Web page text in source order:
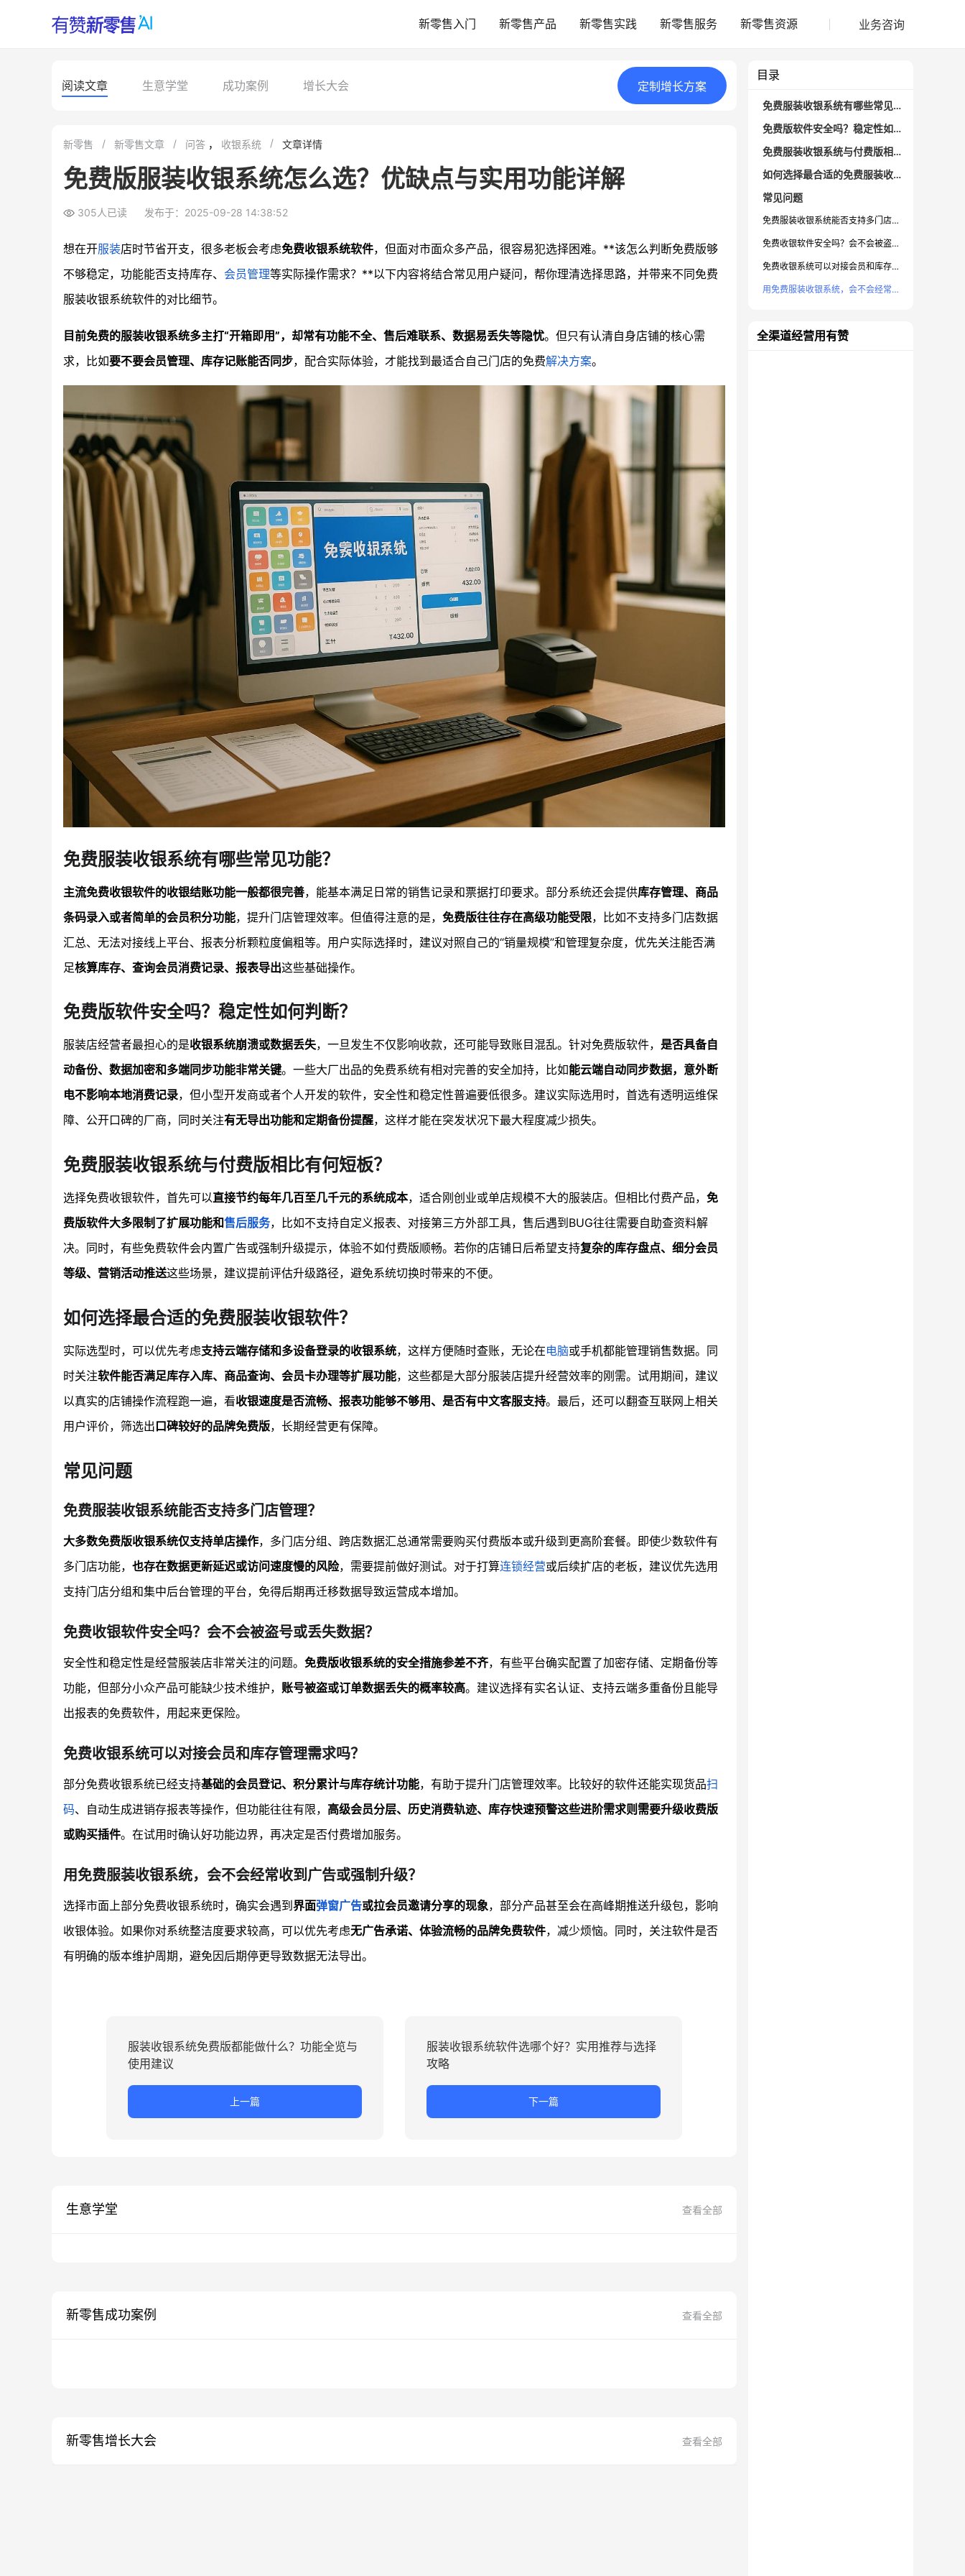
新零售入门 新零售产品 新零售实践 新零售服务 新零售资源 业务咨询
阅读文章 生意学堂 成功案例 增长大会 定制 增长方案
新零售 新零售文章 问答 ， 收银系统 文章详情
免费版服装收银系统怎么选？优缺点与实用功能详解
305人已读 发布于：2025-09-28 14:38:52
想在开服装店时节省开支，很多老板会考虑免费收银系统软件，但面对市面众多产品，很容易犯选择困难。**该怎么判断免费版够
不够稳定，功能能否支持库存、 会员管理等实际操作需求？**以下内容将结合常见用户疑问，帮你理清选择思路，并带来不同免费
服装收银系统软件的对比细节。
目前免费的服装收银系统多主打“开箱即用”，却常有功能不全、售后难联系、数据易丢失等隐忧。但只有认清自身店铺的核心需
求，比如要不要会员管理、库存记账能否同步，配合实际体验，才能找到最适合自己门店的免费解决方案。
免费服装收银系统有哪些常见功能？
主流免费收银软件的收银结账功能一般都很完善，能基本满足日常的销售记录和票据打印要求。部分系统还会提供库存管理、商品
条码录入或者简单的会员积分功能，提升门店管理效率。但值得注意的是， 免费版往往存在高级功能受限，比如不支持多门店数据
汇总、无法对接线上平台、报表分析颗粒度偏粗等。用户实际选择时，建议对照自己的“销量规模”和管理复杂度，优先关注能否满
足核算库存、查询会员消费记录、报表导出这些基础操作。
免费版软件安全吗？稳定性如何判断？
服装店经营者最担心的是收银系统崩溃或数据丢失，一旦发生不仅影响收款，还可能导致账目混乱。针对免费版软件， 是否具备自
动备份、数据加密和多端同步功能非常关键。一些大厂出品的免费系统有相对完善的安全加持，比如能云端自动同步数据，意外断
电不影响本地消费记录，但小型开发商或者个人开发的软件，安全性和稳定性普遍要低很多。建议实际选用时，首选有透明运维保
障、公开口碑的厂商，同时关注有无导出功能和定期备份提醒，这样才能在突发状况下最大程度减少损失。
免费服装收银系统与付费版相比有何短板？
选择免费收银软件，首先可以直接节约每年几百至几千元的系统成本，适合刚创业或单店规模不大的服装店。但相比付费产品， 免
费版软件大多限制了扩展功能和售后服务，比如不支持自定义报表、对接第三方外部工具，售后遇到BUG往往需要自助查资料解
决。同时，有些免费软件会内置广告或强制升级提示，体验不如付费版顺畅。若你的店铺日后希望支持复杂的库存盘点、细分会员
等级、营销活动推送这些场景，建议提前评估升级路径，避免系统切换时带来的不便。
如何选择最合适的免费服装收银软件？
实际选型时，可以优先考虑支持云端存储和多设备登录的收银系统，这样方便随时查账，无论在电脑或手机都能管理销售数据。同
时关注软件能否满足库存入库、商品查询、会员卡办理等扩展功能，这些都是大部分服装店提升经营效率的刚需。试用期间，建议
以真实的店铺操作流程跑一遍，看收银速度是否流畅、报表功能够不够用、是否有中文客服支持。最后，还可以翻查互联网上相关
用户评价，筛选出口碑较好的品牌免费版，长期经营更有保障。
常见问题
免费服装收银系统能否支持多门店管理？
大多数免费版收银系统仅支持单店操作，多门店分组、跨店数据汇总通常需要购买付费版本或升级到更高阶套餐。即使少数软件有
多门店功能， 也存在数据更新延迟或访问速度慢的风险，需要提前做好测试。对于打算连锁经营或后续扩店的老板，建议优先选用
支持门店分组和集中后台管理的平台，免得后期再迁移数据导致运营成本增加。
免费收银软件安全吗？会不会被盗号或丢失数据？
安全性和稳定性是经营服装店非常关注的问题。 免费版收银系统的安全措施参差不齐，有些平台确实配置了加密存储、定期备份等
功能，但部分小众产品可能缺少技术维护， 账号被盗或订单数据丢失的概率较高。建议选择有实名认证、支持云端多重备份且能导
出报表的免费软件，用起来更保险。
免费收银系统可以对接会员和库存管理需求吗？
部分免费收银系统已经支持基础的会员登记、积分累计与库存统计功能，有助于提升门店管理效率。比较好的软件还能实现货品扫
码、自动生成进销存报表等操作，但功能往往有限， 高级会员分层、历史消费轨迹、库存快速预警这些进阶需求则需要升级收费版
或购买插件。在试用时确认好功能边界，再决定是否付费增加服务。
用免费服装收银系统，会不会经常收到广告或强制升级？
选择市面上部分免费收银系统时，确实会遇到界面弹窗广告或拉会员邀请分享的现象，部分产品甚至会在高峰期推送升级包，影响
收银体验。如果你对系统整洁度要求较高，可以优先考虑无广告承诺、体验流畅的品牌免费软件，减少烦恼。同时，关注软件是否
有明确的版本维护周期，避免因后期停更导致数据无法导出。
服装收银系统免费版都能做什么？功能全览与
使用建议
上一篇
服装收银系统软件选哪个好？实用推荐与选择
攻略
下一篇
生意学堂 查看全部
新零售成功案例 查看全部
新零售增长大会 查看全部
目录
免费服装收银系统有哪些常见功能？
免费版软件安全吗？稳定性如何判断？
免费服装收银系统与付费版相比有何短板？
如何选择最合适的免费服装收银软件？
常见问题
免费服装收银系统能否支持多门店管理？
免费收银软件安全吗？会不会被盗号或丢失数据？
免费收银系统可以对接会员和库存管理需求吗？
用免费服装收银系统，会不会经常收到广告或强制升级？
全渠道经营用有赞